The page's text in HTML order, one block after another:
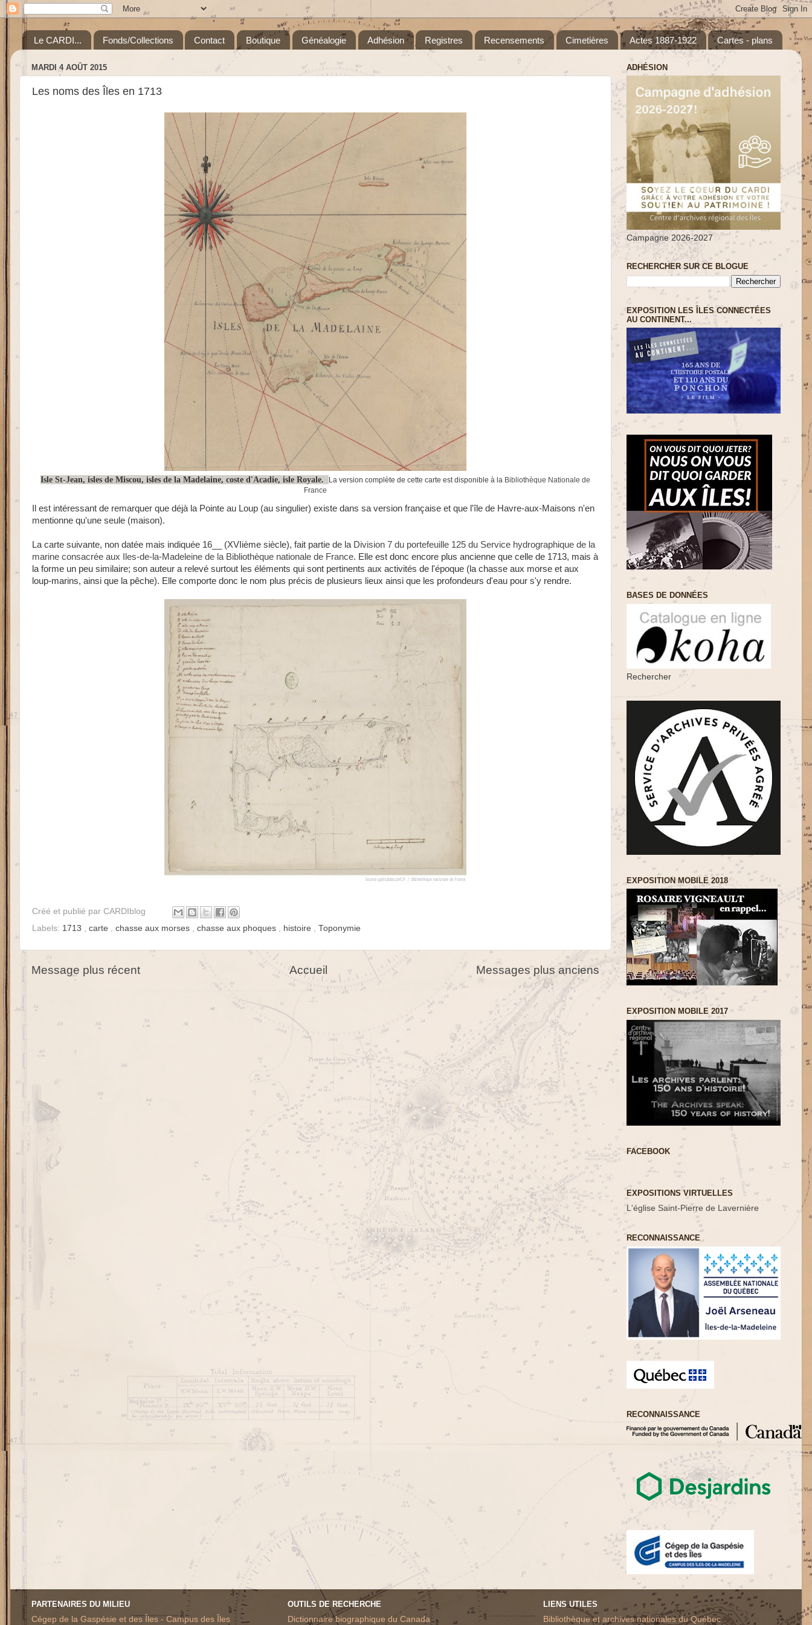
Le CARDI... Fonds/Collections Contact Boutique Généalogie Adhésion Registres Recensements Cimetières Actes 1887-1922 Cartes - plans
MARDI 4 AOÛT 2015
Les noms des Îles en 1713
Isle St-Jean, isles de Miscou, isles de la Madelaine, coste d'Acadie, isle Royale. La version complète de cette carte est disponible à la Bibliothèque Nationale de
France
Il est intéressant de remarquer que déjà la Pointe au Loup (au singulier) existe dans sa version française et que l'île de Havre-aux-Maisons n'en
mentionne qu'une seule (maison).
La carte suivante, non datée mais indiquée 16__ (XVIième siècle), fait partie de la Division 7 du portefeuille 125 du Service hydrographique de la
marine consacrée aux Iles-de-la-Madeleine de la Bibliothèque nationale de France. Elle est donc encore plus ancienne que celle de 1713, mais à
la forme un peu similaire; son auteur a relevé surtout les éléments qui sont pertinents aux activités de l'époque (la chasse aux morse et aux
loup-marins, ainsi que la pêche). Elle comporte donc le nom plus précis de plusieurs lieux ainsi que les profondeurs d'eau pour s'y rendre.
Créé et publié par CARDIblog
Labels: 1713 , carte , chasse aux morses , chasse aux phoques , histoire , Toponymie
Message plus récent Messages plus anciens
Accueil
ADHÉSION
Campagne 2026-2027
RECHERCHER SUR CE BLOGUE
EXPOSITION LES ÎLES CONNECTÉES
AU CONTINENT...
BASES DE DONNÉES
Rechercher
EXPOSITION MOBILE 2018
EXPOSITION MOBILE 2017
FACEBOOK
EXPOSITIONS VIRTUELLES
L'église Saint-Pierre de Lavernière
RECONNAISSANCE
RECONNAISSANCE
PARTENAIRES DU MILIEU
Cégep de la Gaspésie et des Îles - Campus des Îles
OUTILS DE RECHERCHE
Dictionnaire biographique du Canada
LIENS UTILES
Bibliothèque et archives nationales du Québec